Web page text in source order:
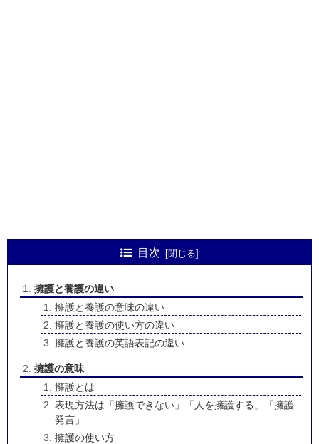
目次
擁護と養護の違い
擁護と養護の意味の違い
擁護と養護の使い方の違い
擁護と養護の英語表記の違い
擁護の意味
擁護とは
表現方法は「擁護できない」「人を擁護する」「擁護
発言」
擁護の使い方